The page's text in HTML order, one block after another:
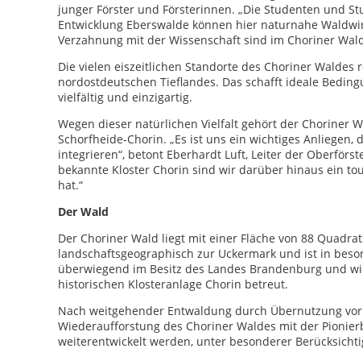
junger Förster und Försterinnen. „Die Studenten und
Entwicklung Eberswalde können hier naturnahe
Verzahnung mit der Wissenschaft sind im Choriner
Die vielen eiszeitlichen Standorte des Choriner
nordostdeutschen Tieflandes. Das schafft ideale
vielfältig und einzigartig.
Wegen dieser natürlichen Vielfalt gehört der Choriner
Schorfheide-Chorin. „Es ist uns ein wichtiges
integrieren“, betont Eberhardt Luft, Leiter der
bekannte Kloster Chorin sind wir darüber hinaus ein
hat.“
Der Wald
Der Choriner Wald liegt mit einer Fläche von 88
landschaftsgeographisch zur Uckermark und ist in
überwiegend im Besitz des Landes Brandenburg und
historischen Klosteranlage Chorin betreut.
Nach weitgehender Entwaldung durch Übernutzung
Wiederaufforstung des Choriner Waldes mit der
weiterentwickelt werden, unter besonderer